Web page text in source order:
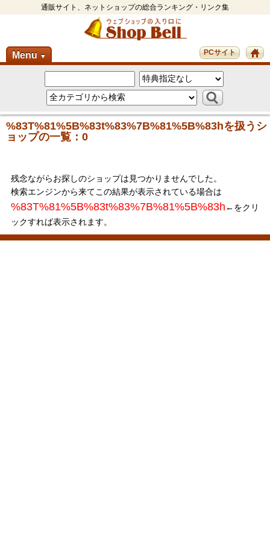
通販サイト、ネットショップの総合ランキング・リンク集
Menu ▼ PCサイト
%83T%81%5B%83t%83%7B%81%5B%83hを扱うシ
ョップの一覧：0
残念ながらお探しのショップは見つかりませんでした。
検索エンジンから来てこの結果が表示されている場合は
%83T%81%5B%83t%83%7B%81%5B%83h ←をクリ
ックすれば表示されます。